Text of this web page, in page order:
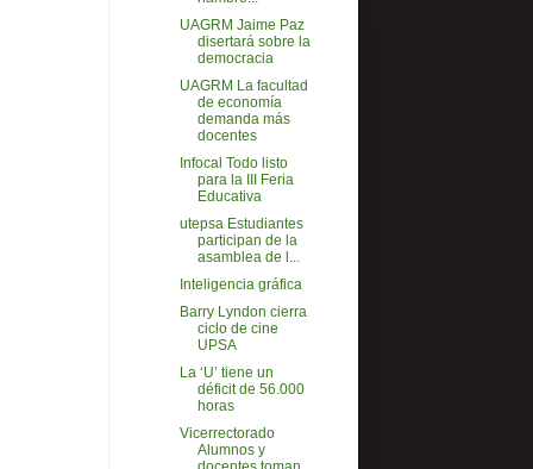
UAGRM Jaime Paz
disertará sobre la
democracia
UAGRM La facultad
de economía
demanda más
docentes
Infocal Todo listo
para la III Feria
Educativa
utepsa Estudiantes
participan de la
asamblea de l...
Inteligencia gráfica
Barry Lyndon cierra
ciclo de cine
UPSA
La ‘U’ tiene un
déficit de 56.000
horas
Vicerrectorado
Alumnos y